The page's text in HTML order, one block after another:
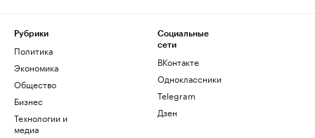
Рубрики
Политика
Экономика
Общество
Бизнес
Технологии и
медиа
Социальные
сети
ВКонтакте
Одноклассники
Telegram
Дзен